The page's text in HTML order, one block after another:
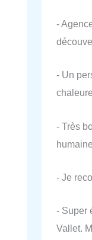
-
- Un
- Très
humaine.
- Je
- Super
Vallet.